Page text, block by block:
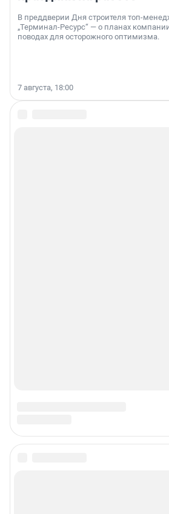
В преддверии Дня строителя топ-
„Терминал-Ресурс“ — о планах
поводах для осторожного оптимизма.
7 августа, 18:00